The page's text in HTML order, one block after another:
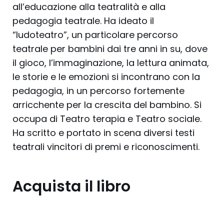
all’educazione alla teatralità e alla
pedagogia teatrale. Ha ideato il
“ludoteatro”, un particolare percorso
teatrale per bambini dai tre anni in su, dove
il gioco, l’immaginazione, la lettura animata,
le storie e le emozioni si incontrano con la
pedagogia, in un percorso fortemente
arricchente per la crescita del bambino. Si
occupa di Teatro terapia e Teatro sociale.
Ha scritto e portato in scena diversi testi
teatrali vincitori di premi e riconoscimenti.
Acquista il libro